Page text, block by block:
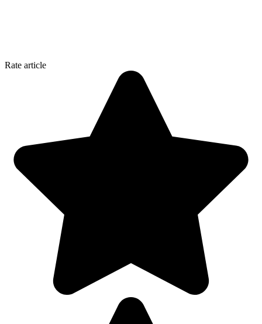
Rate article